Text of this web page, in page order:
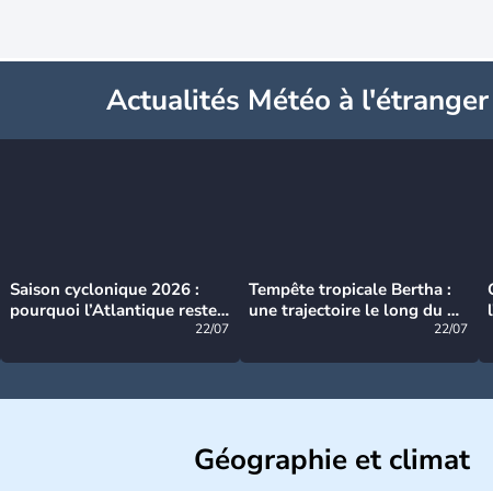
Actualités Météo à l'étranger
Saison cyclonique 2026 :
pourquoi l’Atlantique reste
22/07
Tempête tropicale Bertha :
une trajectoire le long du du
22/07
Géographie et climat